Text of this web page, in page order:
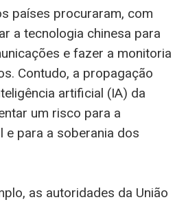
países procuraram, com
a tecnologia chinesa para
e fazer a monitoria
Contudo, a propagação
artificial (IA) da
um risco para a
e para a soberania dos
as autoridades da União